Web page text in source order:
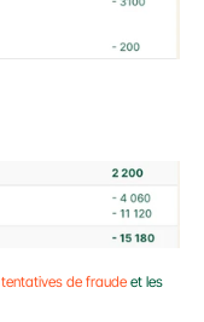
tentatives de fraude et les